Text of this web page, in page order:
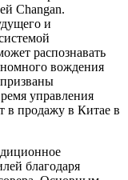
Changan.
и
распознавать
вождения
управления
в продажу в Китае в
благодаря